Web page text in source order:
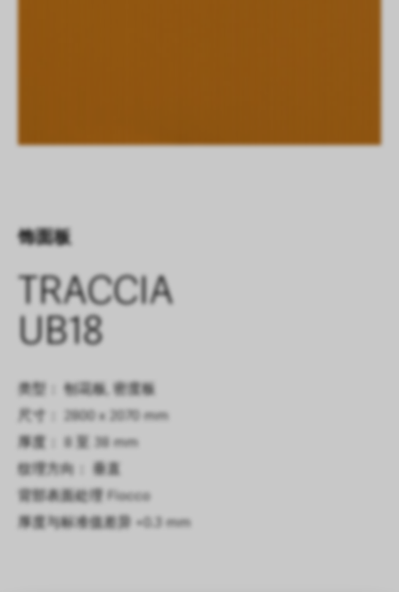
饰面板
TRACCIA
UB18
类型： 刨花板, 密度板
尺寸： 2800 x 2070 mm
厚度： 8 至 38 mm
纹理方向： 垂直
背部表面处理
Fiocco
厚度与标准值差异
+0.3 mm